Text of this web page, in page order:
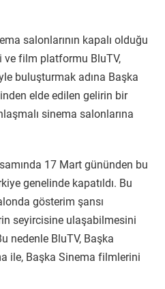
salonlarının kapalı olduğu
ve film platformu BluTV,
buluşturmak adına Başka
elde edilen gelirin bir
sinema salonlarına
17 Mart gününden bu
genelinde kapatıldı. Bu
gösterim şansı
seyircisine ulaşabilmesini
nedenle BluTV, Başka
ile, Başka Sinema filmlerini